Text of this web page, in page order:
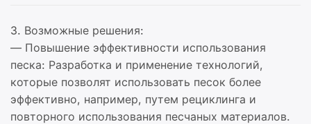
3. Возможные решения:
— Повышение эффективности использования
песка: Разработка и применение технологий,
которые позволят использовать песок более
эффективно, например, путем рециклинга и
повторного использования песчаных материалов.